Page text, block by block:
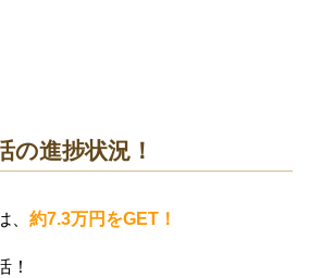
の進捗状況！
、 約7.3万円をGET！
！